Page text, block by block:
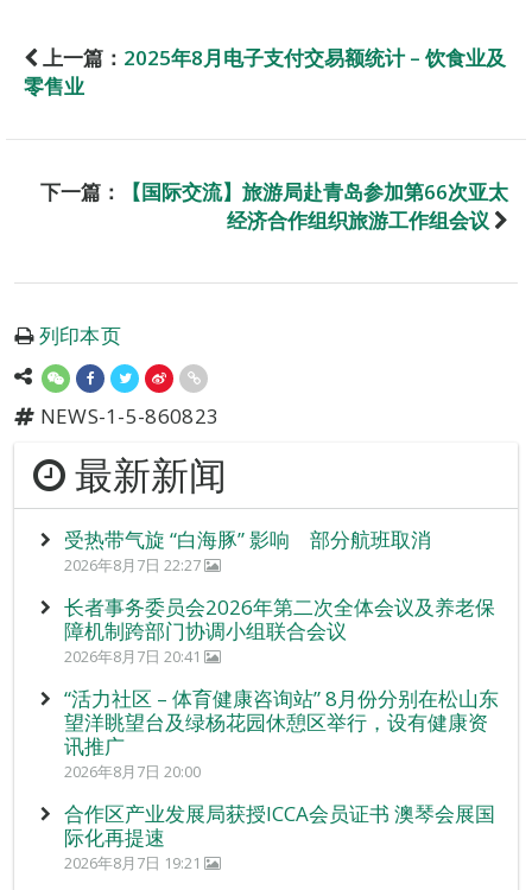
上一篇： 2025年8月电子支付交易额统计 – 饮食业及
零售业
下一篇：
【国际交流】旅游局赴青岛参加第66次亚太
经济合作组织旅游工作组会议
列印本页
NEWS-1-5-860823
最新新闻
受热带气旋 “白海豚” 影响 部分航班取消
2026年8月7日 22:27
长者事务委员会2026年第二次全体会议及养老保
障机制跨部门协调小组联合会议
2026年8月7日 20:41
“活力社区 – 体育健康咨询站” 8月份分别在松山东
望洋眺望台及绿杨花园休憩区举行，设有健康资
讯推广
2026年8月7日 20:00
合作区产业发展局获授ICCA会员证书 澳琴会展国
际化再提速
2026年8月7日 19:21